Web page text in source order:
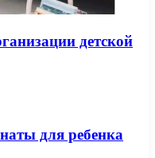
детской
для ребенка